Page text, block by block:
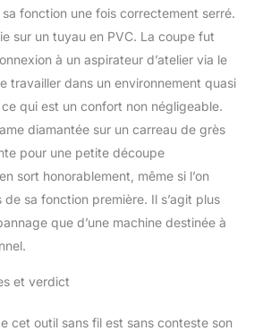
fonction une fois correctement serré.
sur un tuyau en PVC. La coupe fut
à un aspirateur d’atelier via le
travailler dans un environnement quasi
qui est un confort non négligeable.
diamantée sur un carreau de grès
pour une petite découpe
sort honorablement, même si l’on
de sa fonction première. Il s’agit plus
que d’une machine destinée à
et verdict
cet outil sans fil est sans conteste son